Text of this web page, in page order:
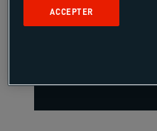
ACCEPTER